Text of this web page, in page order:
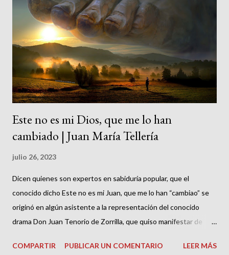
Este no es mi Dios, que me lo han
cambiado | Juan María Tellería
julio 26, 2023
Dicen quienes son expertos en sabiduría popular, que el
conocido dicho Este no es mi Juan, que me lo han “cambiao” se
originó en algún asistente a la representación del conocido
drama Don Juan Tenorio de Zorrilla, que quiso manifestar de
protagonista. Puede que haya sido así. Lo cierto es que estas
COMPARTIR PUBLICAR UN COMENTARIO LEER MÁS